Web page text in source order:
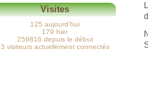
Visites
125 aujourd’hui
179 hier
259816 depuis le début
3 visiteurs actuellement connectés